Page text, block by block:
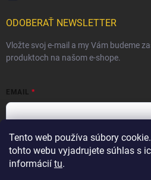
Tento web používa súbory
tohto webu vyjadrujete súhlas s
informácií tu.
ODOBERAŤ NEWSLETTER
Vložte svoj e-mail a my Vám budeme
produktoch na našom e-shope.
EMAIL
Vložením e-mailu súhlasíte s
údajov
Prihlásiť sa